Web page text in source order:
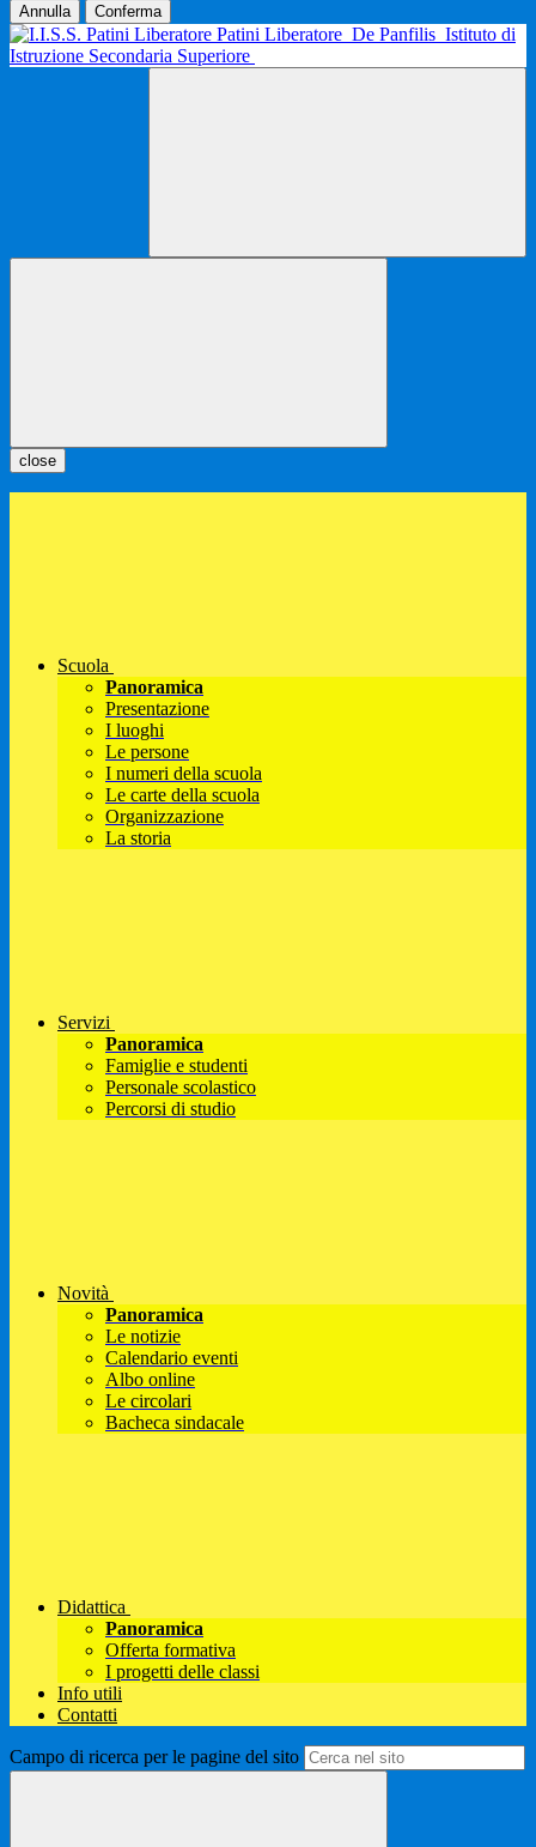
Annulla Conferma
Patini Liberatore De Panfilis Istituto di
Istruzione Secondaria Superiore
close
Scuola
Panoramica
Presentazione
I luoghi
Le persone
I numeri della scuola
Le carte della scuola
Organizzazione
La storia
Servizi
Panoramica
Famiglie e studenti
Personale scolastico
Percorsi di studio
Novità
Panoramica
Le notizie
Calendario eventi
Albo online
Le circolari
Bacheca sindacale
Didattica
Panoramica
Offerta formativa
I progetti delle classi
Info utili
Contatti
Campo di ricerca per le pagine del sito